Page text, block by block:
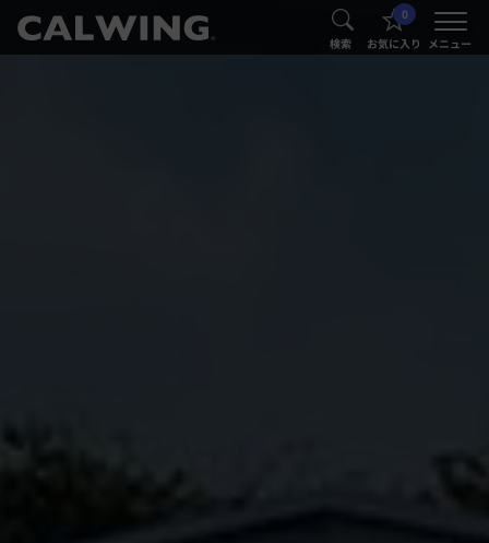
® 検索
0
お気に入り メニュー
®